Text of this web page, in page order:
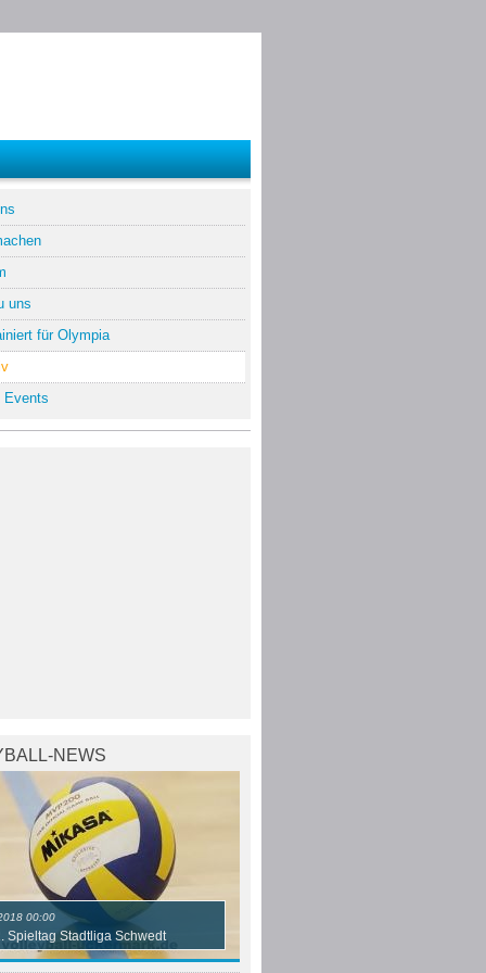
uns
für Olympia
Events
NEWS
00:00
Spieltag Stadtliga Schwedt